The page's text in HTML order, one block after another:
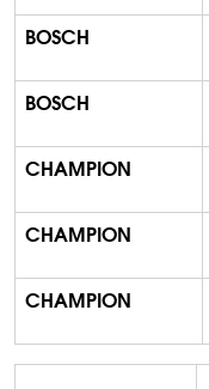
BOSCH
BOSCH
CHAMPION
CHAMPION
CHAMPION